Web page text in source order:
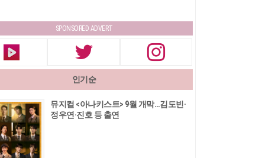
SPONSORED ADVERT
인기순
뮤지컬 <아나키스트> 9월 개막…김도빈·
정우연·진호 등 출연